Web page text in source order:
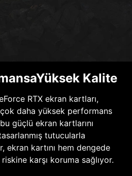
Kalite
RTX ekran kartları,
daha yüksek performans
güçlü ekran kartlarını
tutucularla
ekran kartını hem dengede
karşı koruma sağlıyor.